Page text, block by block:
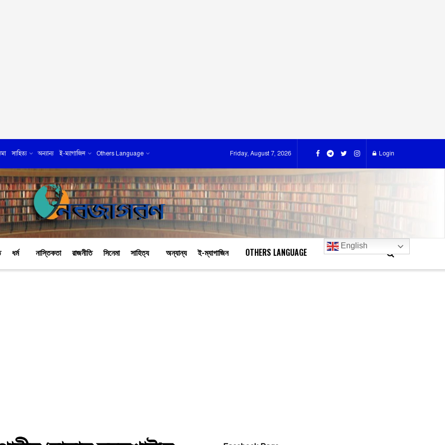
সাহিত্য অন্যান্য ই-ম্যাগাজিন Others Language Friday, August 7, 2026 Login
ধর্ম নাস্তিকতা রাজনীতি সিনেমা সাহিত্য অন্যান্য ই-ম্যাগাজিন OTHERS LANGUAGE
English